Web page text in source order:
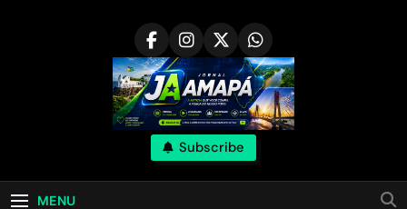
Subscribe
MENU